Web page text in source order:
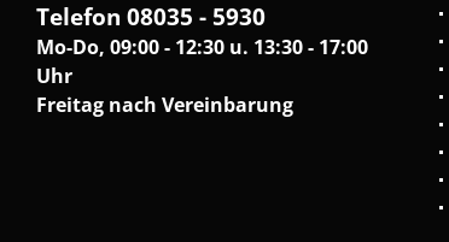
Telefon 08035 - 5930
Mo-Do, 09:00 - 12:30 u. 13:30 - 17:00
Uhr
Freitag nach Vereinbarung